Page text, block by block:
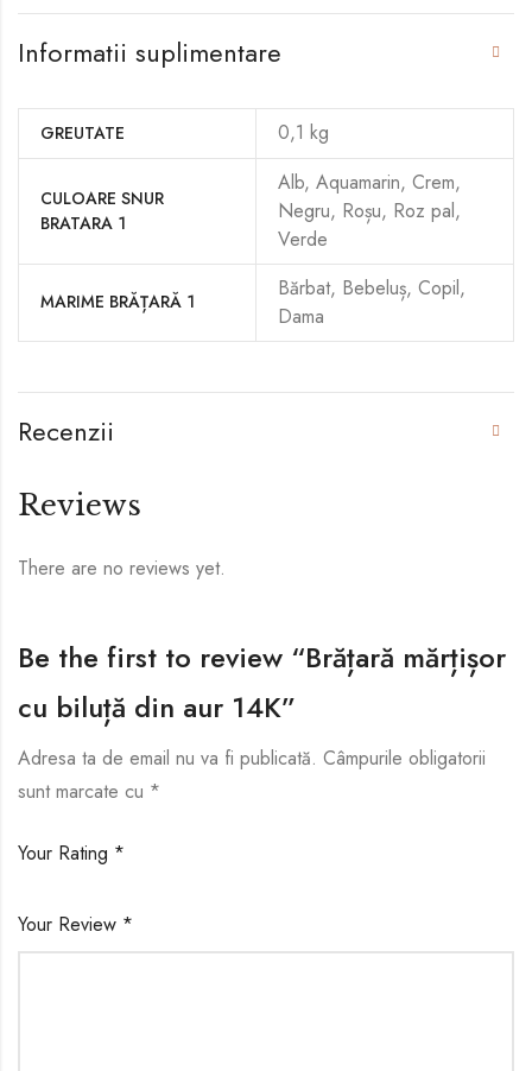
Informatii suplimentare
GREUTATE 0,1 kg
CULOARE SNUR
BRATARA 1
Alb, Aquamarin, Crem,
Negru, Roșu, Roz pal,
Verde
MARIME BRĂȚARĂ 1
Bărbat, Bebeluș, Copil,
Dama
Recenzii
Reviews
There are no reviews yet.
Be the first to review “Brățară mărțișor
cu biluță din aur 14K”
Adresa ta de email nu va fi publicată. Câmpurile obligatorii
sunt marcate cu *
Your Rating *
Your Review *